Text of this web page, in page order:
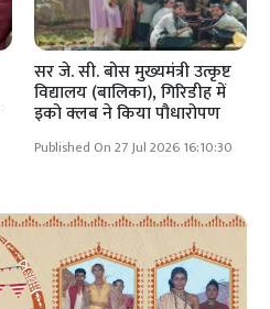
सर जे. सी. बोस मुख्यमंत्री उत्कृष्ट
विद्यालय (बालिका), गिरिडीह में
इको क्लब ने किया पौधारोपण
Published On 27 Jul 2026 16:10:30